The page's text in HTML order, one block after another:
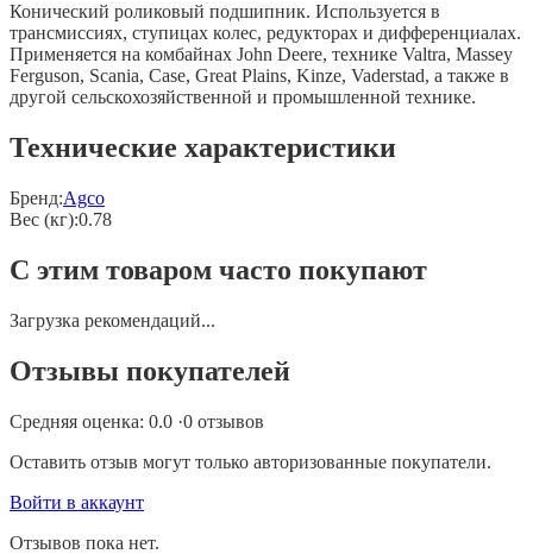
Конический роликовый подшипник. Используется в
трансмиссиях, ступицах колес, редукторах и дифференциалах.
Применяется на комбайнах John Deere, технике Valtra, Massey
Ferguson, Scania, Case, Great Plains, Kinze, Vaderstad, а также в
другой сельскохозяйственной и промышленной технике.
Технические характеристики
Бренд:Agco
Вес (кг):0.78
С этим товаром часто покупают
Загрузка рекомендаций...
Отзывы покупателей
Средняя оценка: 0.0 ·0 отзывов
Оставить отзыв могут только авторизованные покупатели.
Войти в аккаунт
Отзывов пока нет.